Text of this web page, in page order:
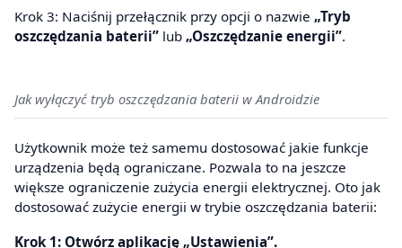
Krok 3: Naciśnij przełącznik przy opcji o nazwie „Tryb
oszczędzania baterii” lub „Oszczędzanie energii”.
Jak wyłączyć tryb oszczędzania baterii w Androidzie
Użytkownik może też samemu dostosować jakie funkcje
urządzenia będą ograniczane. Pozwala to na jeszcze
większe ograniczenie zużycia energii elektrycznej. Oto jak
dostosować zużycie energii w trybie oszczędzania baterii:
Krok 1: Otwórz aplikację „Ustawienia”.